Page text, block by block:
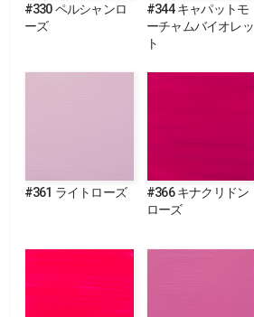
#330 ペルシャンロ
ーズ
#344 キャパットモ
ーチャムバイオレッ
ト
#361 ライトローズ
#366 キナクリドン
ローズ